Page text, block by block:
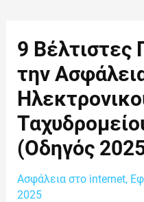
9 Βέλτιστες
την
(Οδηγός
Ασφάλεια στο internet,
2025
9
Βέλτιστες
Πρακτικές
για
την
Ασφάλεια
του
Ηλεκτρονικού
Ταχυδρομείου
σας
–
Email
(Οδηγός
2025)